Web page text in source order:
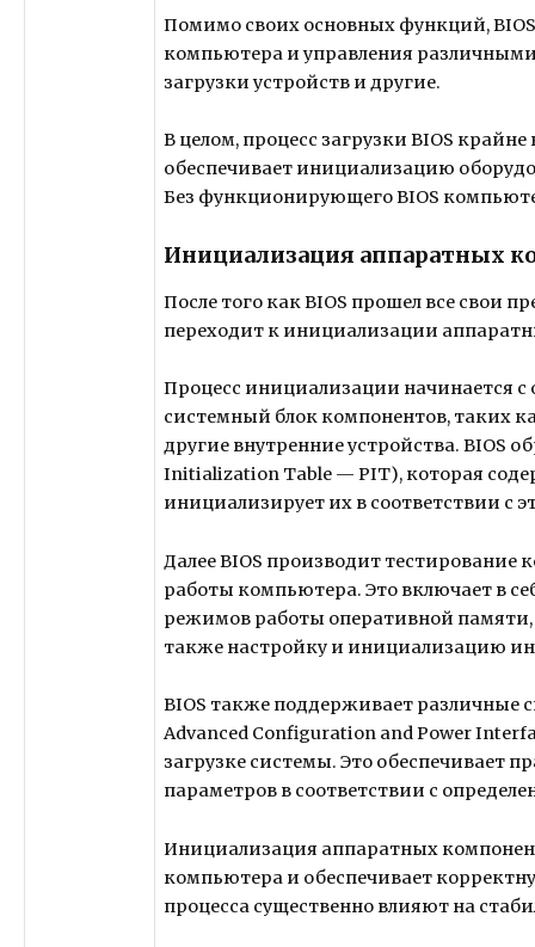
Помимо своих основных функций,
компьютера и управления
загрузки устройств и другие.
В целом, процесс загрузки BIOS
обеспечивает инициализацию
Без функционирующего BIOS
Инициализация аппаратных
После того как BIOS прошел все свои
переходит к инициализации
Процесс инициализации начинается с
системный блок компонентов, таких
другие внутренние устройства. BIOS
Initialization Table — PIT), которая
инициализирует их в соответствии с
Далее BIOS производит тестирование
работы компьютера. Это включает в
режимов работы оперативной
также настройку и инициализацию
BIOS также поддерживает различные
Advanced Configuration and Power
загрузке системы. Это обеспечивает
параметров в соответствии с
Инициализация аппаратных
компьютера и обеспечивает
процесса существенно влияют на